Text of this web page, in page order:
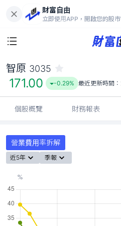
財富自由
立即使用APP，開啟您的股市
171.00
-
智原 3035
171.00 -0.29% 最近更新時間：
個股概覽 財務報表
營業費用率拆解
近5年 季報